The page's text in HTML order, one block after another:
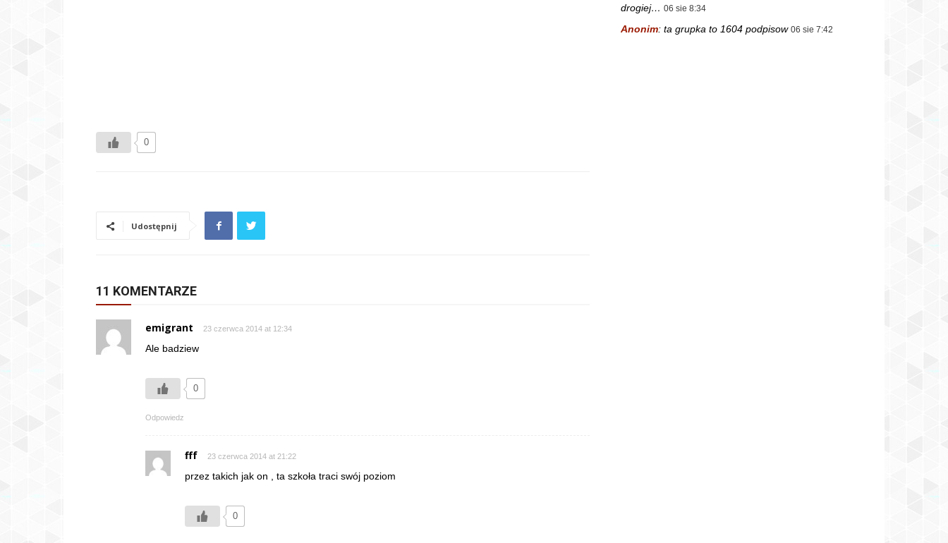
0
Udostępnij
11 KOMENTARZE
emigrant 23 czerwca 2014 at 12:34
Ale badziew
0
Odpowiedz
fff 23 czerwca 2014 at 21:22
przez takich jak on , ta szkoła traci swój poziom
0
drogiej… 06 sie 8:34
Anonim: ta grupka to 1604 podpisow 06 sie 7:42